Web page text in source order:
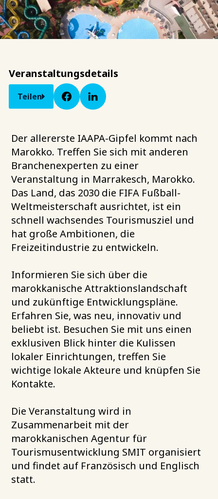
Veranstaltungsdetails
Teilen
Der allererste IAAPA-Gipfel kommt nach
Marokko. Treffen Sie sich mit anderen
Branchenexperten zu einer
Veranstaltung in Marrakesch, Marokko.
Das Land, das 2030 die FIFA Fußball-
Weltmeisterschaft ausrichtet, ist ein
schnell wachsendes Tourismusziel und
hat große Ambitionen, die
Freizeitindustrie zu entwickeln.
Informieren Sie sich über die
marokkanische Attraktionslandschaft
und zukünftige Entwicklungspläne.
Erfahren Sie, was neu, innovativ und
beliebt ist. Besuchen Sie mit uns einen
exklusiven Blick hinter die Kulissen
lokaler Einrichtungen, treffen Sie
wichtige lokale Akteure und knüpfen Sie
Kontakte.
Die Veranstaltung wird in
Zusammenarbeit mit der
marokkanischen Agentur für
Tourismusentwicklung SMIT organisiert
und findet auf Französisch und Englisch
statt.